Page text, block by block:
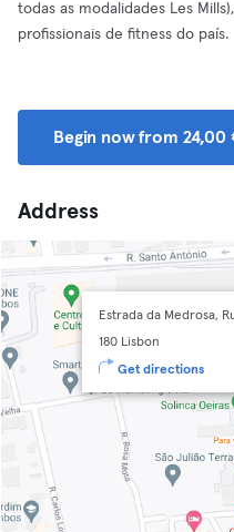
todas as modalidades Les
profissionais de fitness do país.
Begin now from 24,00
Address
Estrada da Medrosa,
180 Lisbon
Get directions